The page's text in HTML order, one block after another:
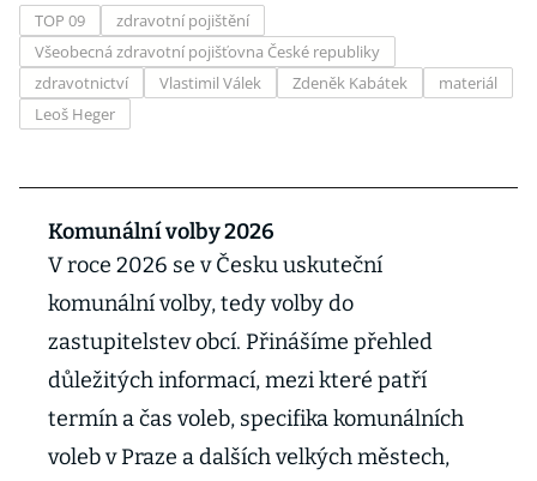
TOP 09
zdravotní pojištění
Všeobecná zdravotní pojišťovna České republiky
zdravotnictví
Vlastimil Válek Zdeněk Kabátek
materiál
Leoš Heger
Komunální volby 2026
V roce 2026 se v Česku uskuteční
komunální volby, tedy volby do
zastupitelstev obcí. Přinášíme přehled
důležitých informací, mezi které patří
termín a čas voleb, specifika komunálních
voleb v Praze a dalších velkých městech,